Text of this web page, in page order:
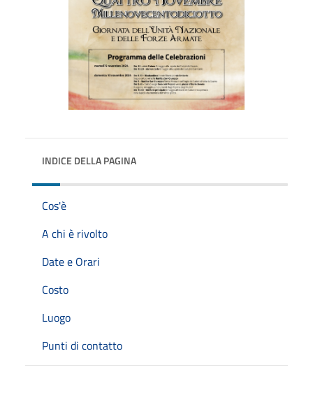
INDICE DELLA PAGINA
Cos'è
A chi è rivolto
Date e Orari
Costo
Luogo
Punti di contatto